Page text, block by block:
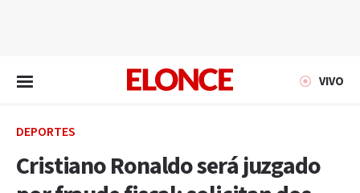
VIVO
DEPORTES
Cristiano Ronaldo será juzgado